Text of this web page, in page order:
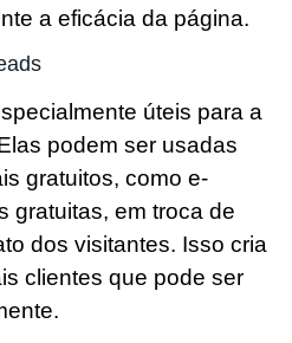
a eficácia da página.
úteis para a
podem ser usadas
gratuitos, como e-
gratuitas, em troca de
dos visitantes. Isso cria
clientes que pode ser